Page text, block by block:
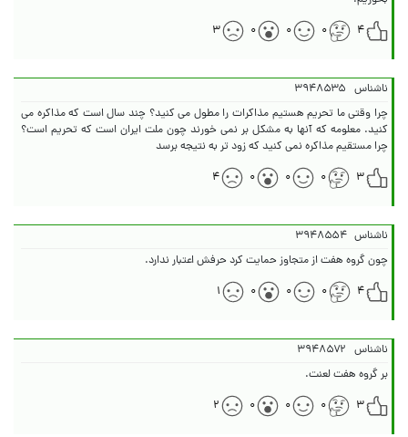
۴
۰ ۰ ۰ ۳
ناشناس ۳۹۴۸۵۳۵
چرا وقتی ما تحریم هستیم مذاکرات را مطول می کنید؟ چند سال است که مذاکره می
کنید. معلومه که آنها به مشکل بر نمی خورند چون ملت ایران است که تحریم است؟
چرا مستقیم مذاکره نمی کنید که زود تر به نتیجه برسد
۳
۰ ۰ ۰ ۴
ناشناس ۳۹۴۸۵۵۴
چون گروه هفت از متجاوز حمایت کرد حرفش اعتبار ندارد.
۴
۰ ۰ ۰ ۱
ناشناس ۳۹۴۸۵۷۲
بر گروه هفت لعنت.
۳
۰ ۰ ۰ ۲